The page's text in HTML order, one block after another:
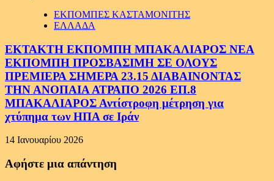
ΕΚΠΟΜΠΕΣ ΚΑΣΤΑΜΟΝΙΤΗΣ
ΕΛΛΑΔΑ
ΕΚΤΑΚΤΗ ΕΚΠΟΜΠΗ ΜΠΑΚΑΛΙΑΡΟΣ ΝΕΑ
ΕΚΠΟΜΠΗ ΠΡΟΣΒΑΣΙΜΗ ΣΕ ΟΛΟΥΣ
ΠΡΕΜΙΕΡΑ ΣΗΜΕΡΑ 23.15 ΔΙΑΒΑΙΝΟΝΤΑΣ
ΤΗΝ ΑΝΟΠΑΙΑ ΑΤΡΑΠΟ 2026 ΕΠ.8
ΜΠΑΚΑΛΙΑΡΟΣ Αντίστροφη μέτρηση για
χτύπημα των ΗΠΑ σε Ιράν
14 Ιανουαρίου 2026
Αφήστε μια απάντηση